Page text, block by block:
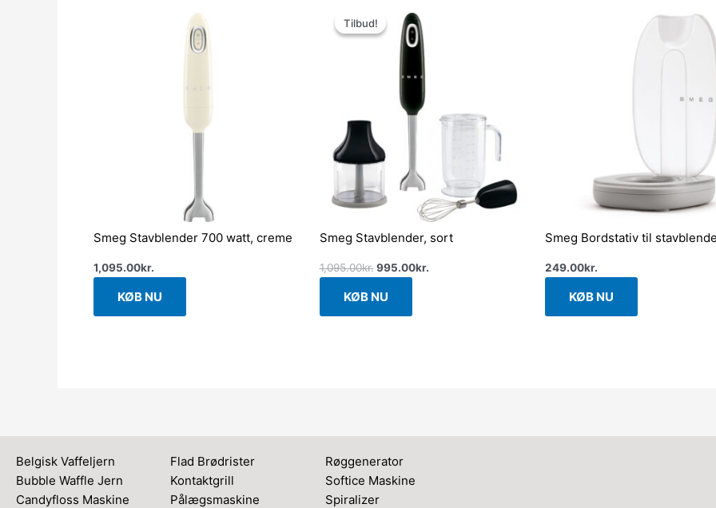
Smeg Stavblender 700 watt, creme
1,095.00kr.
KØB NU
Tilbud!
Tilbud!
Smeg Stavblender, sort
1,095.00kr.
oprindelige
pris
1,095.00kr..
995.00kr.
KØB NU
Smeg Bordstativ til
249.00kr.
KØB NU
Belgisk Vaffeljern
Bubble Waffle Jern
Candyfloss Maskine
Flad Brødrister
Kontaktgrill
Pålægsmaskine
Røggenerator
Softice Maskine
Spiralizer